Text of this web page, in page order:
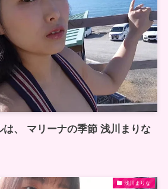
、 マリーナの季節 浅川まりな
浅川まりな